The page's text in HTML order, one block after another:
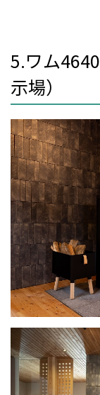
5.ワム
示場）